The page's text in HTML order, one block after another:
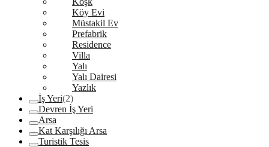
Köy Evi
Müstakil Ev
Prefabrik
Residence
Villa
Yalı
Yalı Dairesi
Yazlık
İş Yeri(2)
Devren İş Yeri
Arsa
Kat Karşılığı Arsa
Turistik Tesis